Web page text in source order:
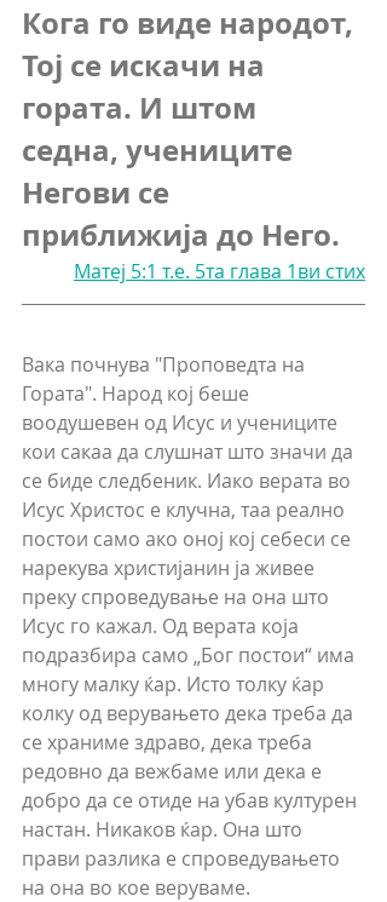
Кога го виде народот,
Тој се искачи на
гората. И штом
седна, учениците
Негови се
приближија до Него.
Матеј 5:1 т.е. 5та глава 1ви стих
Вака почнува "Проповедта на
Гората". Народ кој беше
воодушевен од Исус и учениците
кои сакаа да слушнат што значи да
се биде следбеник. Иако верата во
Исус Христос е клучна, таа реално
постои само ако оној кој себеси се
нарекува христијанин ја живее
преку спроведување на она што
Исус го кажал. Од верата која
подразбира само „Бог постои“ има
многу малку ќар. Исто толку ќар
колку од верувањето дека треба да
се храниме здраво, дека треба
редовно да вежбаме или дека е
добро да се отиде на убав културен
настан. Никаков ќар. Она што
прави разлика е спроведувањето
на она во кое веруваме.